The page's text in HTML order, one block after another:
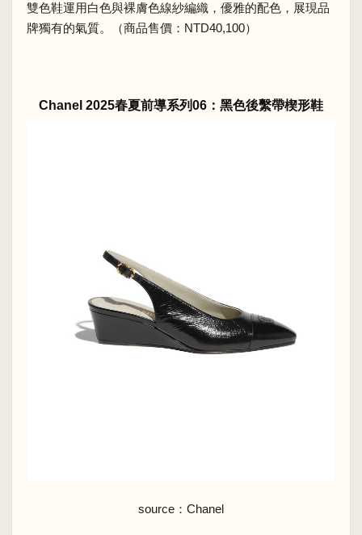
雙色鞋運用白色與裸膚色線紗編織，優雅的配色，展現品
牌獨有的氣質。（商品售價：NTD40,100）
Chanel 2025春夏前導系列06：黑色後繫帶楔形鞋
source：Chanel